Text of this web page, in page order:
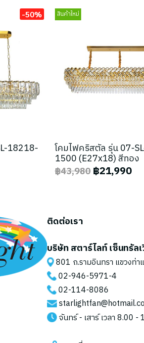
-50%
18218-
สินค้าใหม่
โคมไฟคริสตัล รุ่น 07-
1500 (E27x18) สีทอง
฿43,980 ฿21,990
ติดต่อเรา
บริษัท สตาร์ไลท์ เซ็นทรัล
801 ถ.รามอินทรา แขวงท่า
02-946-5971-4
02-114-8086
จันทร์ - เสาร์ เวลา 8.00 -